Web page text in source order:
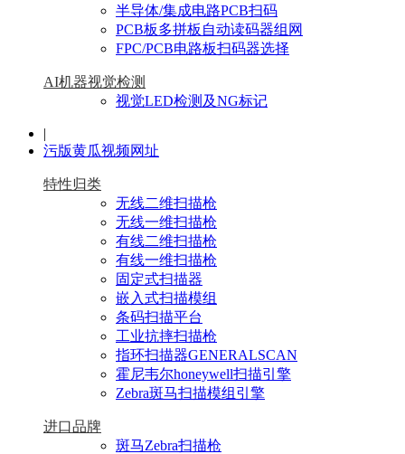
半导体/集成电路PCB扫码
PCB板多拼板自动读码器组网
FPC/PCB电路板扫码器选择
AI机器视觉检测
视觉LED检测及NG标记
|
污版黄瓜视频网址
特性归类
无线二维扫描枪
无线一维扫描枪
有线二维扫描枪
有线一维扫描枪
固定式扫描器
嵌入式扫描模组
条码扫描平台
工业抗摔扫描枪
指环扫描器GENERALSCAN
霍尼韦尔honeywell扫描引擎
Zebra斑马扫描模组引擎
进口品牌
斑马Zebra扫描枪